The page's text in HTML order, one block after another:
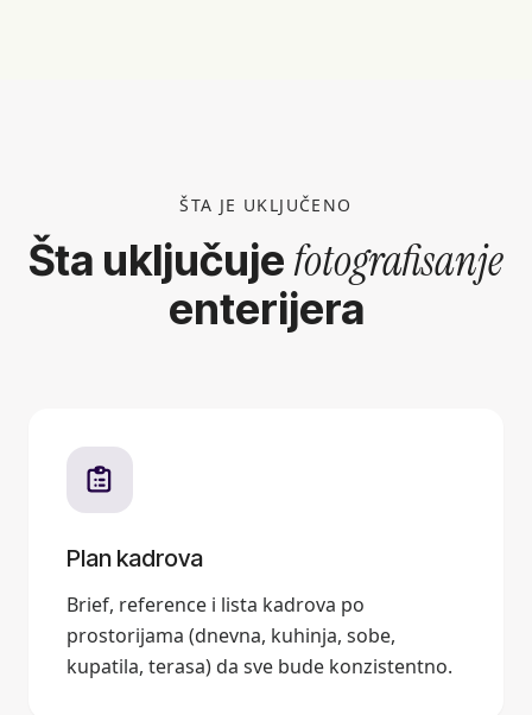
ŠTA JE UKLJUČENO
Šta uključujefotografisanje
enterijera
Plan kadrova
Brief, reference i lista kadrova po
prostorijama (dnevna, kuhinja, sobe,
kupatila, terasa) da sve bude konzistentno.